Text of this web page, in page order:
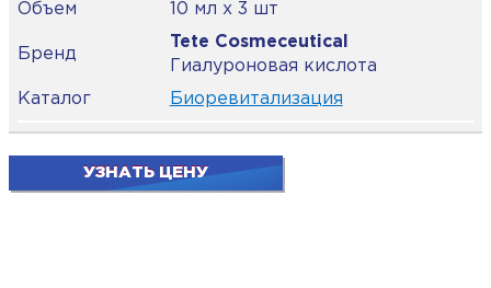
Объем
10 мл х 3 шт
Бренд
Tete Cosmeceutical
Гиалуроновая кислота
Каталог
Биоревитализация
УЗНАТЬ ЦЕНУ